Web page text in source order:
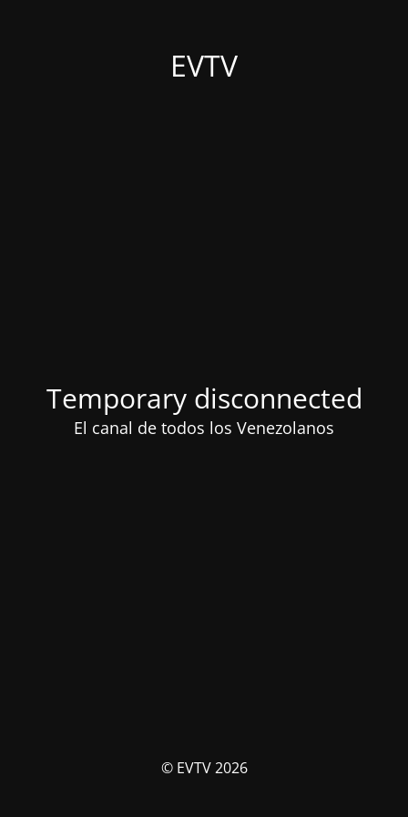
EVTV
Temporary disconnected
El canal de todos los Venezolanos
© EVTV 2026